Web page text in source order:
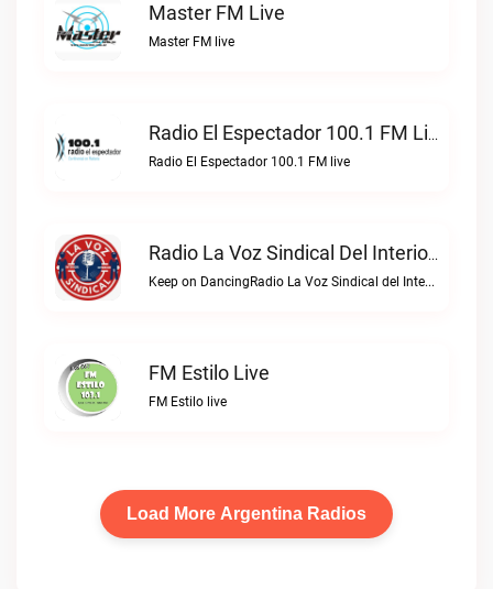
Master FM Live
Master FM live
Radio El Espectador 100.1 FM Live
Radio El Espectador 100.1 FM live
Radio La Voz Sindical Del Interior Live
Keep on DancingRadio La Voz Sindical del Interior live
FM Estilo Live
FM Estilo live
Load More Argentina Radios